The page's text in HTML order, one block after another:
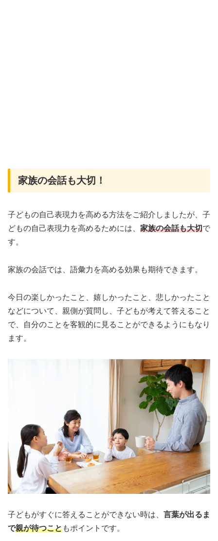
家族の会話も大切！
子どもの自己表現力を高める方法をご紹介しましたが、子
どもの自己表現力を高めるためには、 家族の会話も大切で
す。
家族の会話では、語彙力を高める効果も期待できます。
今日の楽しかったこと、嬉しかったこと、悲しかったこと
などについて、親側が質問し、子どもが考えて答えること
で、自分のことを客観的に見ることができるようにもなり
ます。
子どもがすぐに答えることができない時は、 言葉が出るま
で親が待つこともポイントです。